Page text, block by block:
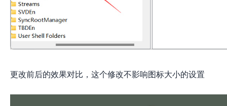
更改前后的效果对比，这个修改不影响图标大小的设置